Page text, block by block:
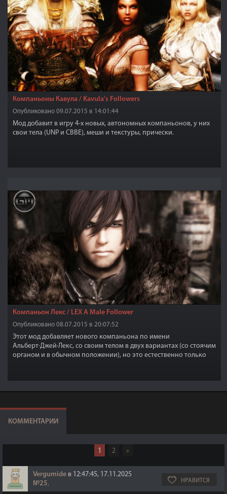
Компаньоны Кавула / Kavula's Followers
Опубликовано 09.07.2015 в 14:01:44
Мод добавит в игру 4-х новых, автономных компаньонов, у них
свои тела (UNP и CBBE), меши и текстуры, прически.
Компаньон Лекс / LEX A Male Follower
Опубликовано 08.07.2015 в 20:07:52
Этот мод добавляет нового компаньона по имени
Альберт·Джей·Лекс, со своим телом в двух вариантах (со стоячим
органом и в обычном положении), но это естественно только
КОММЕНТАРИИ
1 2 »
Vergumide в 12:47:45, 17.11.2025
№25, НРАВИТСЯ